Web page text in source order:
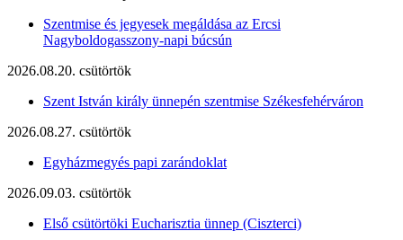
Szentmise és jegyesek megáldása az Ercsi
Nagyboldogasszony-napi búcsún
2026.08.20. csütörtök
Szent István király ünnepén szentmise Székesfehérváron
2026.08.27. csütörtök
Egyházmegyés papi zarándoklat
2026.09.03. csütörtök
Első csütörtöki Eucharisztia ünnep (Ciszterci)